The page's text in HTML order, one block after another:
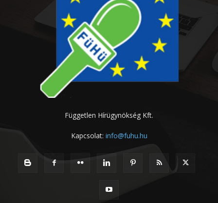
Független Hírügynökség Kft.
Kapcsolat: info@fuhu.hu